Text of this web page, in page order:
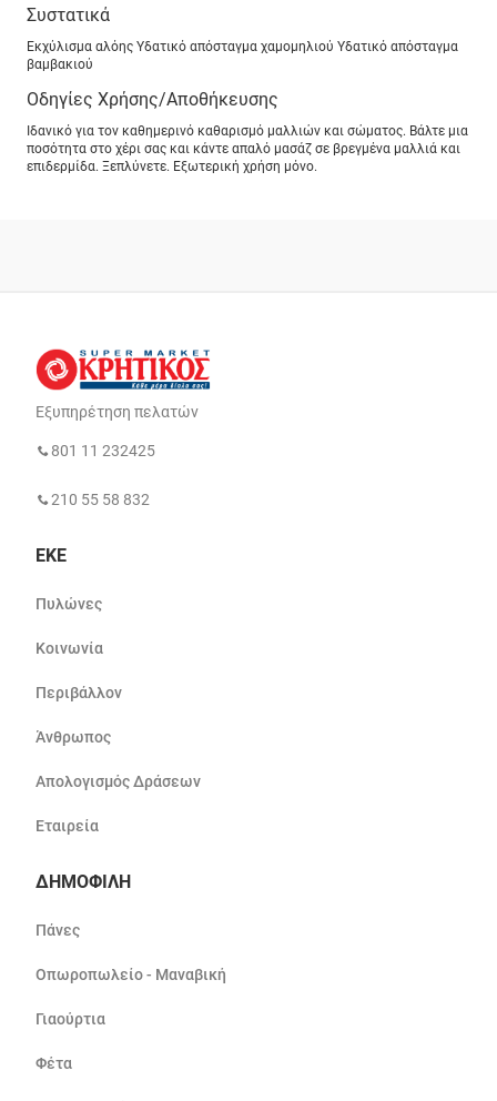
Συστατικά
Εκχύλισμα αλόης Υδατικό απόσταγμα χαμομηλιού Υδατικό απόσταγμα
βαμβακιού
Οδηγίες Χρήσης/Αποθήκευσης
Ιδανικό για τον καθημερινό καθαρισμό μαλλιών και σώματος. Βάλτε μια
ποσότητα στο χέρι σας και κάντε απαλό μασάζ σε βρεγμένα μαλλιά και
επιδερμίδα. Ξεπλύνετε. Εξωτερική χρήση μόνο.
Εξυπηρέτηση πελατών
801 11 232425
210 55 58 832
ΕΚΕ
Πυλώνες
Κοινωνία
Περιβάλλον
Άνθρωπος
Απολογισμός Δράσεων
Εταιρεία
ΔΗΜΟΦΙΛΗ
Πάνες
Οπωροπωλείο - Μαναβική
Γιαούρτια
Φέτα